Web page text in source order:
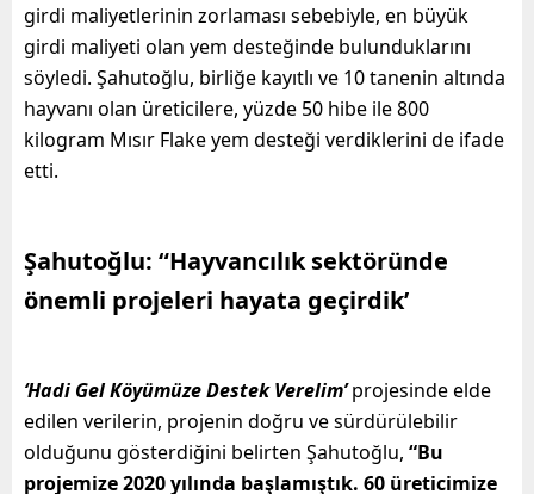
girdi maliyetlerinin zorlaması sebebiyle, en büyük
girdi maliyeti olan yem desteğinde bulunduklarını
söyledi. Şahutoğlu, birliğe kayıtlı ve 10 tanenin altında
hayvanı olan üreticilere, yüzde 50 hibe ile 800
kilogram Mısır Flake yem desteği verdiklerini de ifade
etti.
Şahutoğlu: “Hayvancılık sektöründe
önemli projeleri hayata geçirdik’
‘Hadi Gel Köyümüze Destek Verelim’projesinde elde
edilen verilerin, projenin doğru ve sürdürülebilir
olduğunu gösterdiğini belirten Şahutoğlu, “Bu
projemize 2020 yılında başlamıştık. 60 üreticimize